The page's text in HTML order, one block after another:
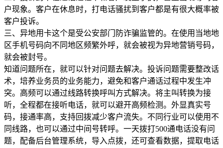
户现象。客户在休息时，打电话骚扰到客户都是有很大概率被
客户投诉。
三、异地用卡这个是受公安部门防诈骗监管的。在使用当地地
区手机号码向不同地区频繁外呼，就会被视为异地营销号码，
就会被封号。
知道问题所在，就可以针对问题去解决。投诉问题需要整改话
术，培养业务员的业务能力，避免和客户通话过程中发生冲
突。高频可以通过线路转换呼叫方式解决。将主叫转换为接
听，全程都在接听电话，就可以避开高频检测。外显真实号
码，接通率高，支持回拨减少客户流失。不同行业可以使用不
同线路，也可以通过中间号转呼。一天拨打500通电话没有问
题，配备后台管理系统，导入点拨，还可查看数据，提取电话